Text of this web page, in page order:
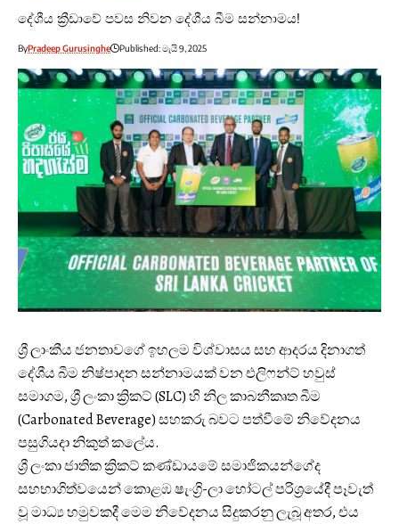
දේශීය ක්‍රීඩාවේ පවස නිවන දේශීය බීම සන්නාමය!
ByPradeep Gurusinghe Published: මැයි 9, 2025
ශ්‍රී ලාංකීය ජනතාවගේ ඉහලම විශ්වාසය සහ ආදරය දිනාගත්
දේශීය බීම නිෂ්පාදන සන්නාමයක් වන එලිෆන්ට් හවුස්
සමාගම, ශ්‍රී ලංකා ක්‍රිකට් (SLC) හි නිල කාබනීකෘත බීම
(Carbonated Beverage) සහකරු බවට පත්වීමේ නිවේදනය
පසුගියදා නිකුත් කලේය.
ශ්‍රී ලංකා ජාතික ක්‍රිකට් කණ්ඩායමේ සමාජිකයන්ගේද
සහභාගිත්වයෙන් කොළඹ ෂැංග්‍රි-ලා හෝටල් පරිශ්‍රයේදී පෑවැත්
වූ මාධ්‍ය හමුවකදී මෙම නිවේදනය සිදුකරනු ලැබූ අතර, එය